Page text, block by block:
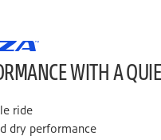
WITH A
ride
dry performance